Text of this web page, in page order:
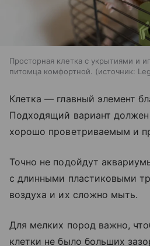
Просторная клетка с укрытиями и
питомца комфортной.
источник:
Клетка — главный элемент
Подходящий вариант
хорошо проветриваемым и
Точно не подойдут
с длинными пластиковыми
воздуха и их сложно мыть.
Для мелких пород важно,
клетки не было больших